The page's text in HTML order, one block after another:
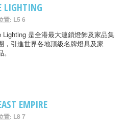
LIGHTING
置: L5 6
Lighting 是全港最大連鎖燈飾及家品集
，引進世界各地頂級名牌燈具及家
。
EMPIRE
置: L8 7